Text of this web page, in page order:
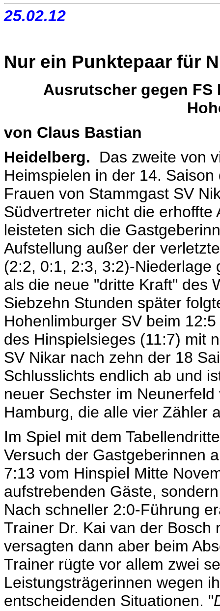
25.02.12
Nur ein Punktepaar für
Ausrutscher gegen
von Claus Bastian
Heidelberg. Das zweite von
Heimspielen in der 14.
Frauen von Stammgast SV
Südvertreter nicht die
leisteten sich die
Aufstellung außer der
(2:2, 0:1, 2:3, 3:2)-
als die neue "dritte Kraft" des
Siebzehn Stunden später
Hohenlimburger SV beim
des Hinspielsieges (11:7) mit
SV Nikar nach zehn der 18
Schlusslichts endlich ab und
neuer Sechster im
Hamburg, die alle vier Zähler
Im Spiel mit dem
Versuch der Gastgeberinnen
7:13 vom Hinspiel Mitte
aufstrebenden Gäste,
Nach schneller 2:0-Führung
Trainer Dr. Kai van der Bosch
versagten dann aber beim
Trainer rügte vor allem zwei
Leistungsträgerinnen wegen
entscheidenden Situationen. "